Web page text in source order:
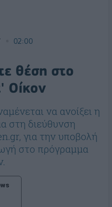
02:00
θέση στο
Οίκον
να ανοίξει η
στη διεύθυνση
για την υποβολή
στο πρόγραμμα